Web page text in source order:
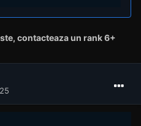
contacteaza un rank6+